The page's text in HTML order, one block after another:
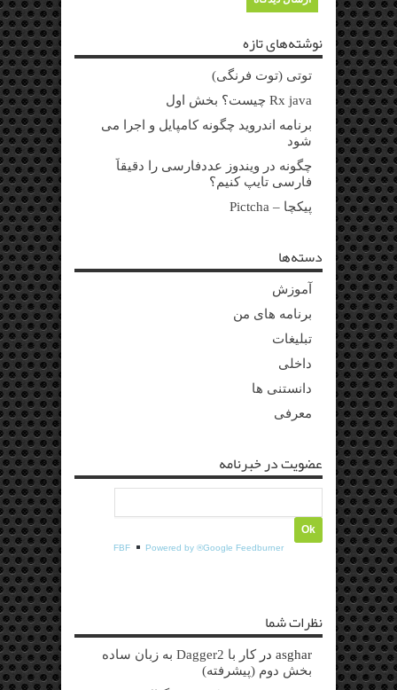
نوشته‌های تازه
توتی (توت فرنگی)
Rx java چیست؟ بخش اول
برنامه اندروید چگونه کامپایل و اجرا می
شود
چگونه در ویندوز عددفارسی را دقیقاً
فارسی تایپ کنیم؟
پیکچا – Pictcha
دسته‌ها
آموزش
برنامه های من
تبلیغات
داخلی
دانستنی ها
معرفی
عضویت در خبرنامه
FBF Powered by ®Google Feedburner
نظرات شما
asghar در
کار با Dagger2 به زبان ساده
بخش دوم (پیشرفته)